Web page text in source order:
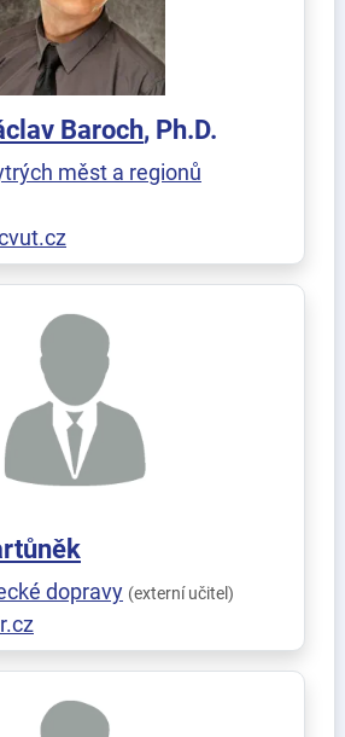
Baroch, Ph.D.
měst a regionů
dopravy (externí učitel)